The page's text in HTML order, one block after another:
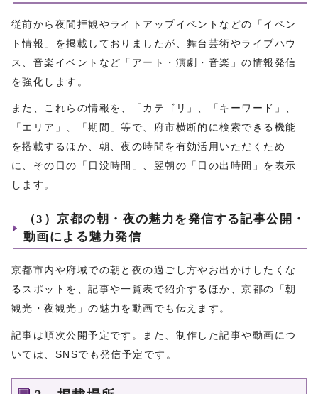
従前から夜間拝観やライトアップイベントなどの「イベン
ト情報」を掲載しておりましたが、舞台芸術やライブハウ
ス、音楽イベントなど「アート・演劇・音楽」の情報発信
を強化します。
また、これらの情報を、「カテゴリ」、「キーワード」、
「エリア」、「期間」等で、府市横断的に検索できる機能
を搭載するほか、朝、夜の時間を有効活用いただくため
に、その日の「日没時間」、翌朝の「日の出時間」を表示
します。
（3）京都の朝・夜の魅力を発信する記事公開・
動画による魅力発信
京都市内や府域での朝と夜の過ごし方やお出かけしたくな
るスポットを、記事や一覧表で紹介するほか、京都の「朝
観光・夜観光」の魅力を動画でも伝えます。
記事は順次公開予定です。また、制作した記事や動画につ
いては、SNSでも発信予定です。